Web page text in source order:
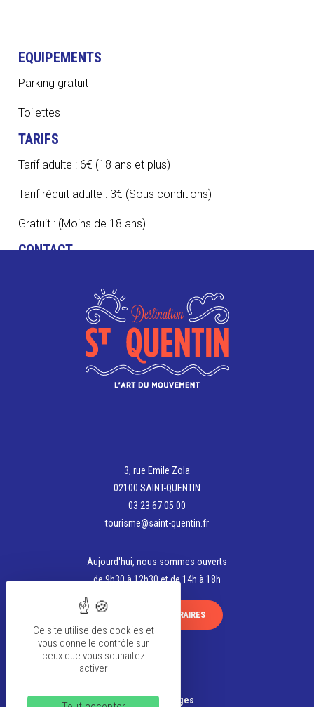
EQUIPEMENTS
Parking gratuit
Toilettes
TARIFS
Tarif adulte : 6€ (18 ans et plus)
Tarif réduit adulte : 3€ (Sous conditions)
Gratuit : (Moins de 18 ans)
CONTACT
tourisme@saint-quentin.fr
3, rue Emile Zola
02100 SAINT-QUENTIN
03 23 67 05 00
tourisme@saint-quentin.fr
Aujourd'hui, nous sommes ouverts
de 9h30 à 12h30 et de 14h à 18h
VOIR TOUS LES HORAIRES
Banque d’Images
Ce site utilise des cookies et
vous donne le contrôle sur
ceux que vous souhaitez
activer